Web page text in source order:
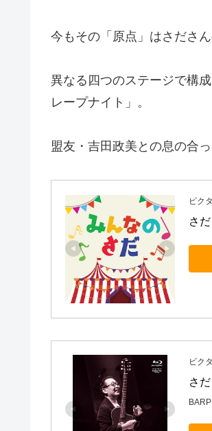
今もその「原点」はさださ
異なる四つのステージで構
レープナイト」。
盟友・吉田政美との息の合
ビク
さ
ビク
さ